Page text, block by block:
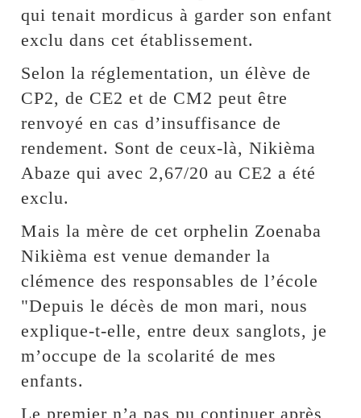
qui tenait mordicus à garder son enfant
exclu dans cet établissement.
Selon la réglementation, un élève de
CP2, de CE2 et de CM2 peut être
renvoyé en cas d’insuffisance de
rendement. Sont de ceux-là, Nikièma
Abaze qui avec 2,67/20 au CE2 a été
exclu.
Mais la mère de cet orphelin Zoenaba
Nikièma est venue demander la
clémence des responsables de l’école
"Depuis le décès de mon mari, nous
explique-t-elle, entre deux sanglots, je
m’occupe de la scolarité de mes
enfants.
Le premier n’a pas pu continuer après